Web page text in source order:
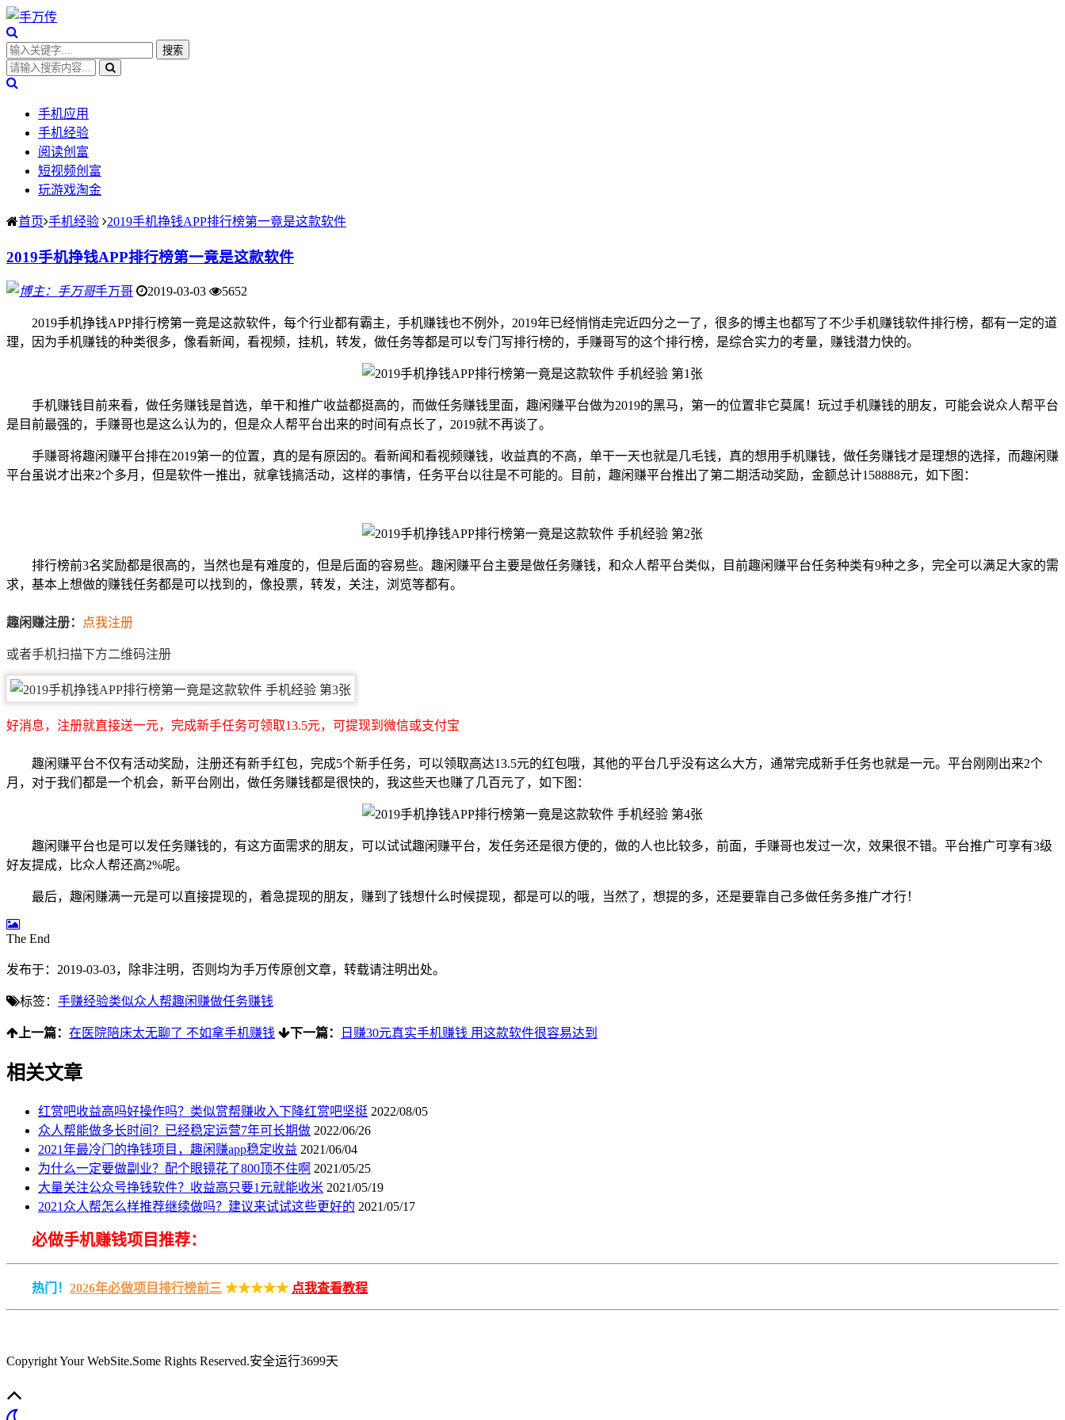
手机应用
手机经验
阅读创富
短视频创富
玩游戏淘金
首页 手机经验 2019手机挣钱APP排行榜第一竟是这款软件
2019手机挣钱APP排行榜第一竟是这款软件
手万哥 2019-03-03 5652
2019手机挣钱APP排行榜第一竟是这款软件，每个行业都有霸主，手机赚钱也不例外，2019年已经悄悄走完近四分之一了，很多的博主也都写了不少手机赚钱软件排行榜，都有一定的道
理，因为手机赚钱的种类很多，像看新闻，看视频，挂机，转发，做任务等都是可以专门写排行榜的，手赚哥写的这个排行榜，是综合实力的考量，赚钱潜力快的。
手机赚钱目前来看，做任务赚钱是首选，单干和推广收益都挺高的，而做任务赚钱里面，趣闲赚平台做为2019的黑马，第一的位置非它莫属！玩过手机赚钱的朋友，可能会说众人帮平台
是目前最强的，手赚哥也是这么认为的，但是众人帮平台出来的时间有点长了，2019就不再谈了。
手赚哥将趣闲赚平台排在2019第一的位置，真的是有原因的。看新闻和看视频赚钱，收益真的不高，单干一天也就是几毛钱，真的想用手机赚钱，做任务赚钱才是理想的选择，而趣闲赚
平台虽说才出来2个多月，但是软件一推出，就拿钱搞活动，这样的事情，任务平台以往是不可能的。目前，趣闲赚平台推出了第二期活动奖励，金额总计158888元，如下图：
排行榜前3名奖励都是很高的，当然也是有难度的，但是后面的容易些。趣闲赚平台主要是做任务赚钱，和众人帮平台类似，目前趣闲赚平台任务种类有9种之多，完全可以满足大家的需
求，基本上想做的赚钱任务都是可以找到的，像投票，转发，关注，浏览等都有。
趣闲赚注册： 点我注册
或者手机扫描下方二维码注册
好消息，注册就直接送一元，完成新手任务可领取13.5元，可提现到微信或支付宝
趣闲赚平台不仅有活动奖励，注册还有新手红包，完成5个新手任务，可以领取高达13.5元的红包哦，其他的平台几乎没有这么大方，通常完成新手任务也就是一元。平台刚刚出来2个
月，对于我们都是一个机会，新平台刚出，做任务赚钱都是很快的，我这些天也赚了几百元了，如下图：
趣闲赚平台也是可以发任务赚钱的，有这方面需求的朋友，可以试试趣闲赚平台，发任务还是很方便的，做的人也比较多，前面，手赚哥也发过一次，效果很不错。平台推广可享有3级
好友提成，比众人帮还高2%呢。
最后，趣闲赚满一元是可以直接提现的，着急提现的朋友，赚到了钱想什么时候提现，都是可以的哦，当然了，想提的多，还是要靠自己多做任务多推广才行！
The End
发布于：2019-03-03，除非注明，否则均为手万传原创文章，转载请注明出处。
标签： 手赚经验类似众人帮趣闲赚做任务赚钱
上一篇： 在医院陪床太无聊了 不如拿手机赚钱 下一篇： 日赚30元真实手机赚钱 用这款软件很容易达到
相关文章
红赏吧收益高吗好操作吗？类似赏帮赚收入下降红赏吧坚挺 2022/08/05
众人帮能做多长时间？已经稳定运营7年可长期做 2022/06/26
2021年最冷门的挣钱项目，趣闲赚app稳定收益 2021/06/04
为什么一定要做副业？配个眼镜花了800顶不住啊 2021/05/25
大量关注公众号挣钱软件？收益高只要1元就能收米 2021/05/19
2021众人帮怎么样推荐继续做吗？建议来试试这些更好的 2021/05/17
必做手机赚钱项目推荐：
热门！ 2026年必做项目排行榜前三 ★★★★★ 点我查看教程
Copyright Your WebSite.Some Rights Reserved.安全运行3699天